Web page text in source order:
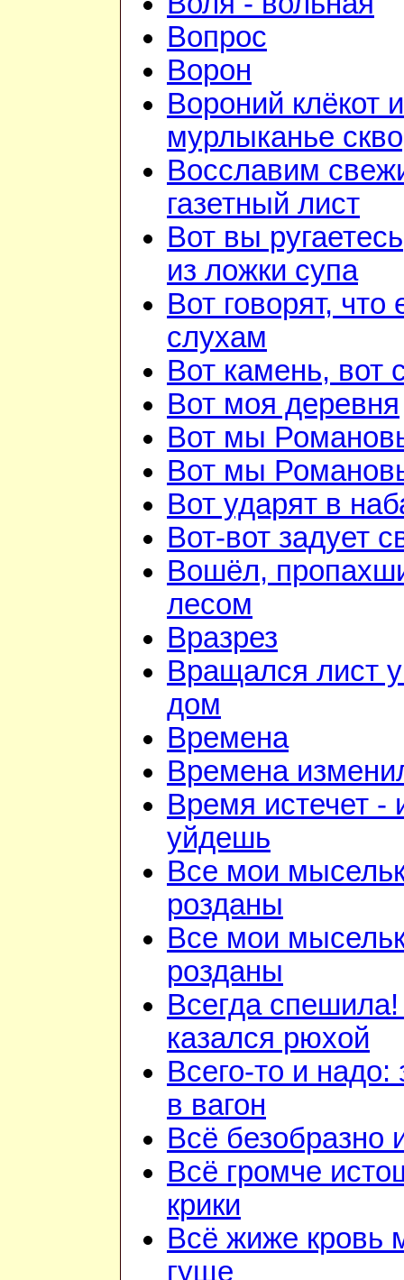
Вопрос
Ворон
Вороний клёкот и
мурлыканье
Восславим
газетный лист
Вот вы
из ложки супа
Вот говорят, что
слухам
Вот камень, вот
Вот моя деревня
Вот мы
Вот мы
Вот ударят в
Вот-вот задует
Вошёл,
лесом
Вразрез
Вращался лист
дом
Времена
Времена
Время истечет -
уйдешь
Все мои
розданы
Все мои
розданы
Всегда
казался рюхой
Всего-то и надо:
в вагон
Всё безобразно
Всё громче
крики
Всё жиже кровь
гуще